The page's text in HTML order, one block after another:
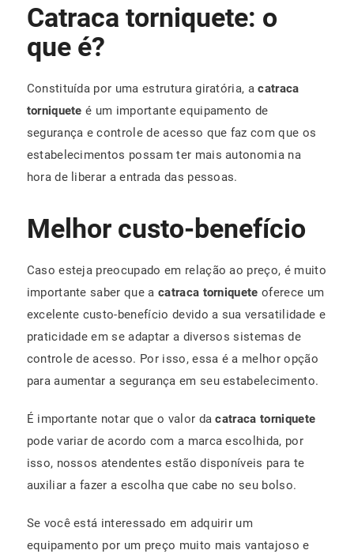
Catraca torniquete: o
que é?
Constituída por uma estrutura giratória, acatraca
torniquete é um importante equipamento de
segurança e controle de acesso que faz com que os
estabelecimentos possam ter mais autonomia na
hora de liberar a entrada das pessoas.
Melhor custo-benefício
Caso esteja preocupado em relação ao preço, é muito
importante saber que a catraca torniquete oferece um
excelente custo-benefício devido a sua versatilidade e
praticidade em se adaptar a diversos sistemas de
controle de acesso. Por isso, essa é a melhor opção
para aumentar a segurança em seu estabelecimento.
É importante notar que o valor dacatraca torniquete
pode variar de acordo com a marca escolhida, por
isso, nossos atendentes estão disponíveis para te
auxiliar a fazer a escolha que cabe no seu bolso.
Se você está interessado em adquirir um
equipamento por um preço muito mais vantajoso e